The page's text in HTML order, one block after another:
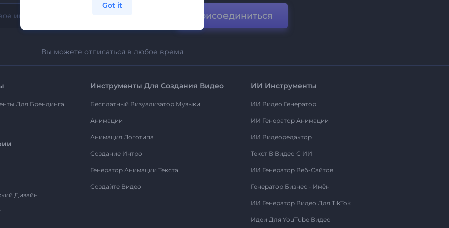
Присоединиться
Вы можете отписаться в любое время
Для Брендинга
Дизайн
Инструменты Для Создания Видео
Бесплатный Визуализатор Музыки
Анимации
Анимация Логотипа
Создание Интро
Генератор Анимации Текста
Создайте Видео
ИИ Инструменты
ИИ Видео Генератор
ИИ Генератор Анимации
ИИ Видеоредактор
Текст В Видео С ИИ
ИИ Генератор Веб-Сайтов
Генератор Бизнес - Имён
ИИ Генератор Видео Для TikTok
Идеи Для YouTube Видео
Got it